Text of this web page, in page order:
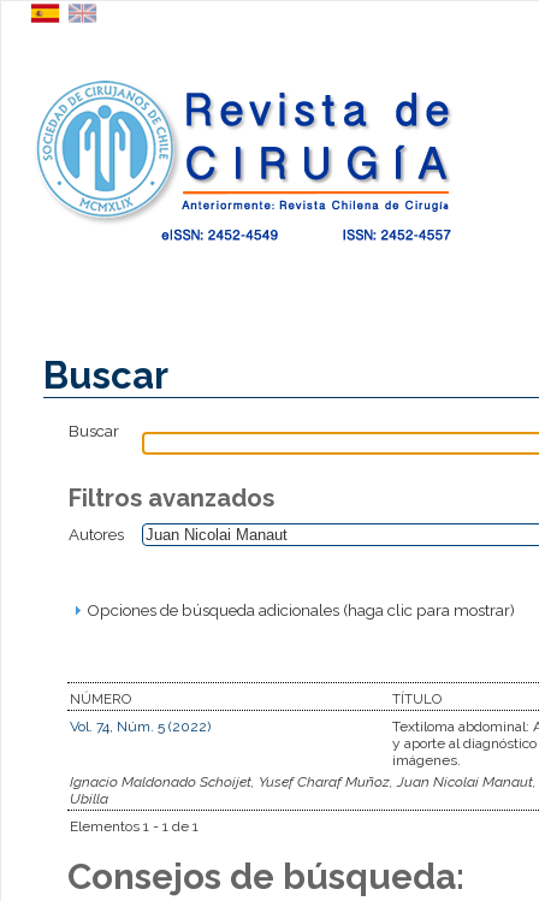
Buscar
Buscar
Filtros avanzados
Autores
Opciones de búsqueda adicionales (haga clic para mostrar)
NÚMERO
TÍTULO
Vol. 74, Núm. 5 (2022)
Textiloma abdominal:
y aporte al
imágenes.
Ignacio Maldonado Schoijet, Yusef Charaf Muñoz, Juan Nicolai
Ubilla
Elementos 1 - 1 de 1
Consejos de búsqueda: